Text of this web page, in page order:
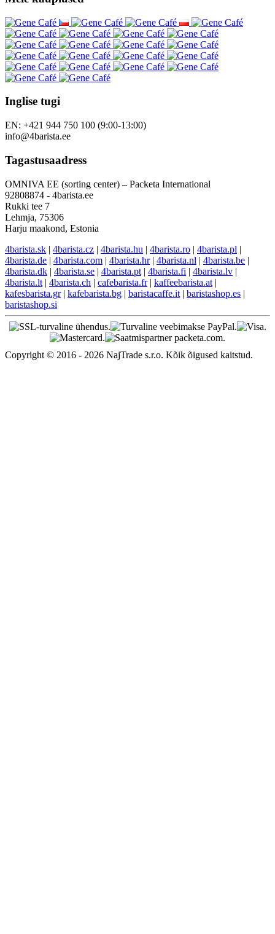
Inglise tugi
EN: +421 944 750 100 (9:00-13:00)
info@4barista.ee
Tagastusaadress
OMNIVA EE (sorting center) – Packeta International
92808874 - 4barista.ee
Rukki tee 7
Lehmja, 75306
Harju maakond, Estonia
4barista.sk | 4barista.cz | 4barista.hu | 4barista.ro | 4barista.pl |
4barista.de | 4barista.com | 4barista.hr| 4barista.nl | 4barista.be |
4barista.dk | 4barista.se | 4barista.pt | 4barista.fi | 4barista.lv |
4barista.lt | 4barista.ch | cafebarista.fr| kaffeebarista.at |
kafesbarista.gr| kafebarista.bg | baristacaffe.it | baristashop.es |
baristashop.si
Copyright © 2016 - 2026 NajTrade s.r.o. Kõik õigused kaitstud.